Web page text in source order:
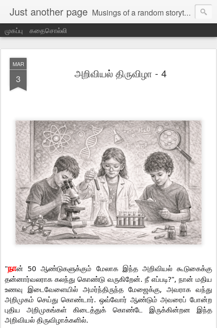
Just another page Musings of a random storyteller
முகப்பு கதைசொல்லி
MAR
3 அறிவியல் திருவிழா - 4
"நான் 50 ஆண்டுகளுக்கும் மேலாக இந்த அறிவியல் கூடுகைக்கு
தன்னார்வலராக கலந்து கொண்டு வருகிறேன். நீ எப்படி?", நான் மதிய
உணவு இடைவேளையில் அமர்ந்திருந்த மேஜைக்கு, அவராக வந்து
அறிமுகம் செய்து கொண்டார். ஒவ்வோர் ஆண்டும் அவரைப் போன்ற
புதிய அறிமுகங்கள் கிடைத்துக் கொண்டே இருக்கின்றன இந்த
அறிவியல் திருவிழாக்களில்.